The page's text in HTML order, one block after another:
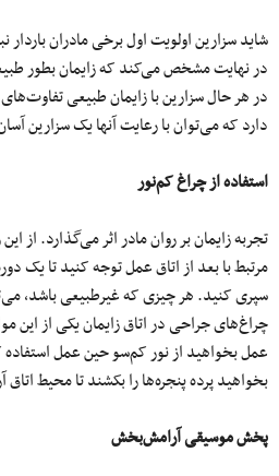
شاید سزارین اولویت اول برخی مادران باردار
در نهایت مشخص می‌کند که زایمان بطور
در هر حال سزارین با زایمان طبیعی
دارد که می‌توان با رعایت آنها یک سزارین
استفاده از چراغ کم‌نور
تجربه زایمان بر روان مادر اثر می‌گذارد. از
مرتبط با بعد از اتاق عمل توجه کنید تا یک
سپری کنید. هر چیزی که غیرطبیعی باشد،
چراغ‌های جراحی در اتاق زایمان یکی از این
عمل بخواهید از نور کم‌سو حین عمل استفاده
بخواهید پرده پنجره‌ها را بکشند تا محیط
پخش موسیقی آرامش‌بخش